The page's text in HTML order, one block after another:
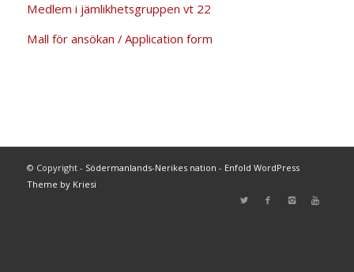
Medlem i jämlikhetsgruppen vt 22
Mall för ansökan / Application form
© Copyright - Södermanlands-Nerikes nation - Enfold WordPress
Theme by Kriesi